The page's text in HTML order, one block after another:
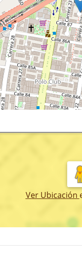
Ver Ubicación